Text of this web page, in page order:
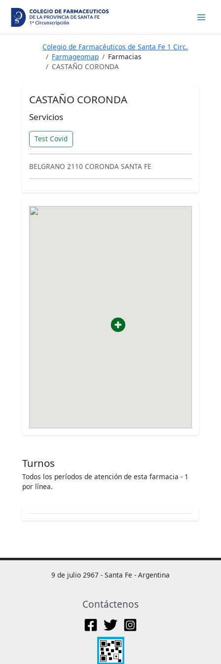
contenido
Colegio de Farmacéuticos de Santa Fe 1 Circ.
Farmageomap
Farmacias
CASTAÑO CORONDA
CASTAÑO CORONDA
Servicios
Test Covid
BELGRANO 2110 CORONDA SANTA FE
Turnos
Todos los períodos de atención de esta farmacia - 1
por línea.
9 de julio 2967 - Santa Fe - Argentina
Contáctenos